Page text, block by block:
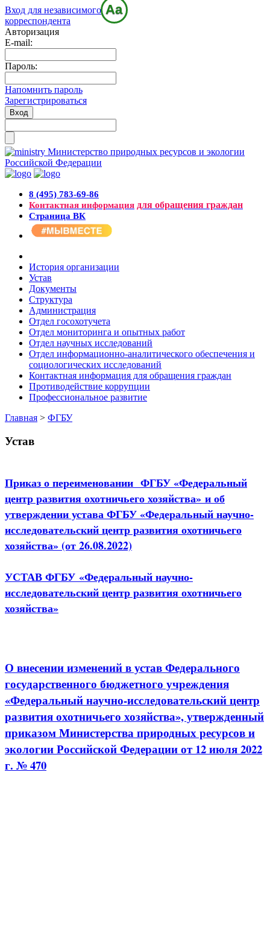
Вход для независимого
корреспондента
Авторизация
E-mail:
Пароль:
Напомнить пароль
Зарегистрироваться
Министерство природных ресурсов и экологии
Российской Федерации
Aa
8 (495) 783-69-86
Контактная информация для обращения граждан
Страница ВК
История организации
Устав
Документы
Структура
Администрация
Отдел госохотучета
Отдел мониторинга и опытных работ
Отдел научных исследований
Отдел информационно-аналитического обеспечения и
социологических исследований
Контактная информация для обращения граждан
Противодействие коррупции
Профессиональное развитие
Главная > ФГБУ
Устав
Приказ о переименовании ФГБУ «Федеральный
центр развития охотничьего хозяйства» и об
утверждении устава ФГБУ «Федеральный научно-
исследовательский центр развития охотничьего
хозяйства» (от 26.08.2022)
УСТАВ ФГБУ «Федеральный научно-
исследовательский центр развития охотничьего
хозяйства»
О внесении изменений в устав Федерального
государственного бюджетного учреждения
«Федеральный научно-исследовательский центр
развития охотничьего хозяйства», утвержденный
приказом Министерства природных ресурсов и
экологии Российской Федерации от 12 июля 2022
г. № 470